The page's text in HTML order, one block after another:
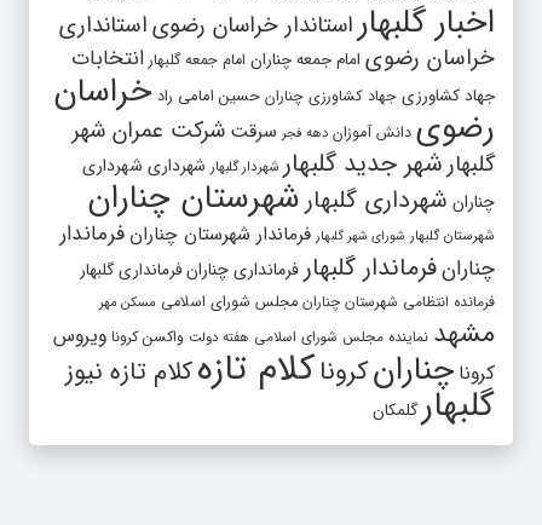
اخبار گلبهار استاندار خراسان رضویاستانداری
خراسان رضوی امام جمعه چناران امام جمعه گلبهار انتخابات
جهاد کشاورزی جهاد کشاورزی چناران حسین امامی راد خراسان
رضوی دانش آموزان دهه فجر سرقت شرکت عمران شهر
گلبهارشهر جدید گلبهار شهردار گلبهار شهرداری شهرداری
چناران شهرداری گلبهارشهرستان چناران
شهرستان گلبهار شورای شهر گلبهار فرماندار شهرستان چناران فرماندار
چنارانفرماندار گلبهار فرمانداری چنارانفرمانداری گلبهار
فرمانده انتظامی شهرستان چناران مجلس شورای اسلامی مسکن مهر
مشهد نماینده مجلس شورای اسلامی هفته دولت واکسن کرونا ویروس
کرونا چنارانکروناکلام تازهکلام تازه نیوز
گلبهارگلمکان